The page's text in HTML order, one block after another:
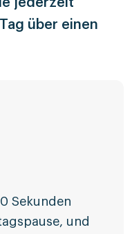
über einen
Sekunden
und